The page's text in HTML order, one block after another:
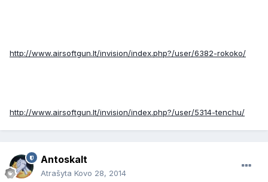
http://www.airsoftgun.lt/invision/index.php?/user/6382-rokoko/
http://www.airsoftgun.lt/invision/index.php?/user/5314-tenchu/
Antoskalt
Atrašyta Kovo 28, 2014